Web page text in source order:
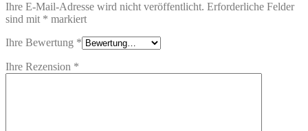
Ihre E-Mail-Adresse wird nicht veröffentlicht. Erforderliche Felder
sind mit * markiert
Ihre Bewertung *
Ihre Rezension *